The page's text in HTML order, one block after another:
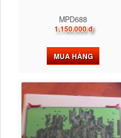
MPD688
1.150.000 đ
MUA HÀNG